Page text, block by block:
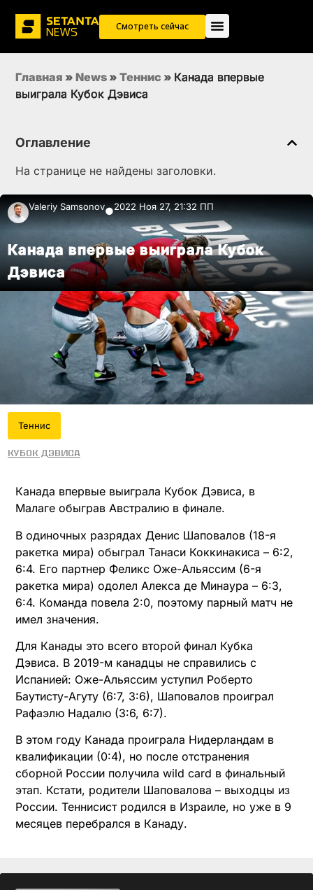
Смотреть сейчас
Главная » News » Теннис » Канада впервые
выиграла Кубок Дэвиса
Оглавление
На странице не найдены заголовки.
Valeriy Samsonov●2022 Ноя 27, 21:32 ПП
Канада впервые выиграла Кубок
Дэвиса
Теннис
Кубок Дэвиса
Канада впервые выиграла Кубок Дэвиса, в
Малаге обыграв Австралию в финале.
В одиночных разрядах Денис Шаповалов (18-я
ракетка мира) обыграл Танаси Коккинакиса – 6:2,
6:4. Его партнер Феликс Оже-Альяссим (6-я
ракетка мира) одолел Алекса де Минаура – 6:3,
6:4. Команда повела 2:0, поэтому парный матч не
имел значения.
Для Канады это всего второй финал Кубка
Дэвиса. В 2019-м канадцы не справились с
Испанией: Оже-Альяссим уступил Роберто
Баутисту-Агуту (6:7, 3:6), Шаповалов проиграл
Рафаэлю Надалю (3:6, 6:7).
В этом году Канада проиграла Нидерландам в
квалификации (0:4), но после отстранения
сборной России получила wild card в финальный
этап. Кстати, родители Шаповалова – выходцы из
России. Теннисист родился в Израиле, но уже в 9
месяцев перебрался в Канаду.